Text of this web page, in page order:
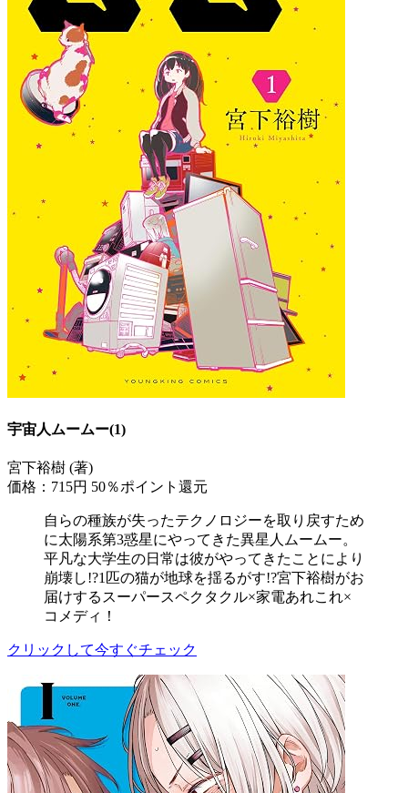
宇宙人ムームー(1)
宮下裕樹 (著)
価格：715円 50％ポイント還元
自らの種族が失ったテクノロジーを取り戻すため
に太陽系第3惑星にやってきた異星人ムームー。
平凡な大学生の日常は彼がやってきたことにより
崩壊し!?1匹の猫が地球を揺るがす!?宮下裕樹がお
届けするスーパースペクタクル×家電あれこれ×
コメディ！
クリックして今すぐチェック